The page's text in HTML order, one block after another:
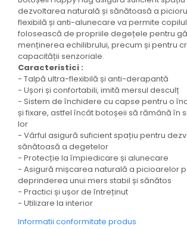
dezvoltarea naturală și sănătoasă a
flexibilă și anti-alunecare va permite
folosească de propriile degețele pentru
menținerea echilibrului, precum și pentru
capacității senzoriale.
Caracteristici :
- Talpă ultra-flexibilă și anti-derapantă
- Ușori și confortabili, imită mersul desculț
- Sistem de închidere cu capse pentru o
și fixare, astfel încât botoșeii să rămână în
lor
- Vârful asigură suficient spațiu pentru
sănătoasă a degetelor
- Protecție la împiedicare și alunecare
- Asigură mișcarea naturală a picioarelor
deprinderea unui mers stabil și sănătos
- Practici și ușor de întreținut
- Utilizare la interior
Informatii conformitate produs